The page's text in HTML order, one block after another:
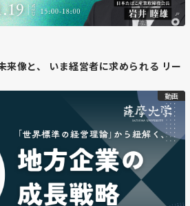
来像と、 いま経営者に求められる リー
動画